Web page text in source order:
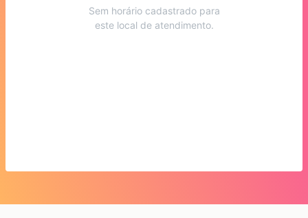
Sem horário cadastrado para
este local de atendimento.